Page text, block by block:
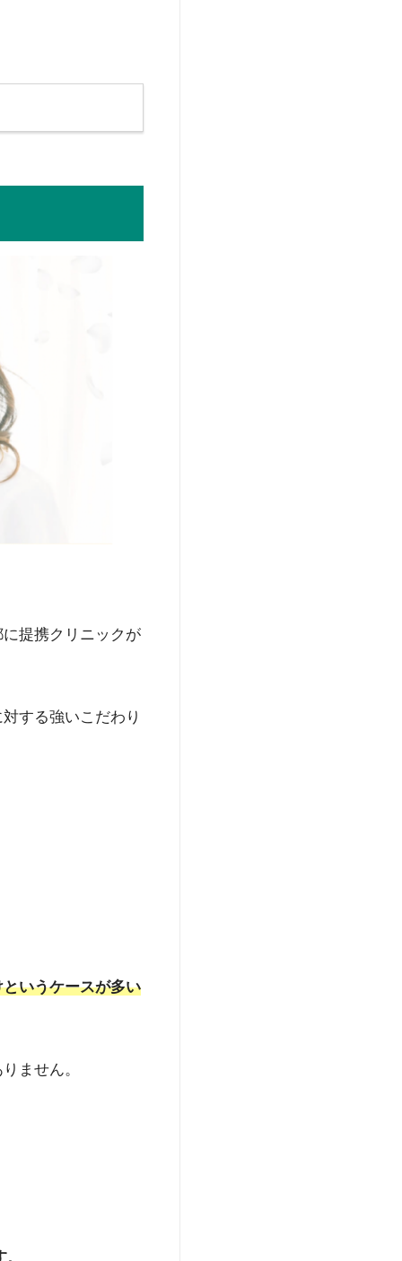
提携クリニックが
する強いこだわり
いうケースが多い
ません。
。